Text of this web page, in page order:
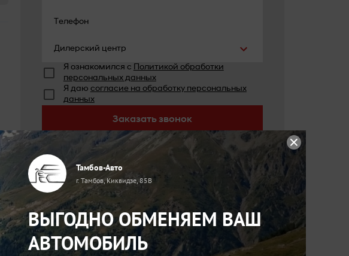
Телефон
Дилерский центр
Я ознакомился с Политикой обработки
персональных данных
Я даю согласие на обработку персональных
данных
Заказать звонок
Тамбов-Авто
г. Тамбов, Киквидзе, 85В
ВЫГОДНО ОБМЕНЯЕМ ВАШ
АВТОМОБИЛЬ